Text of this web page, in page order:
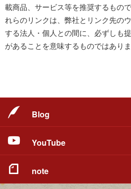
載商品、サービス等を推奨するもの
れらのリンクは、弊社とリンク先の
する法人・個人との間に、必ずしも
があることを意味するものではありま
Blog
YouTube
note